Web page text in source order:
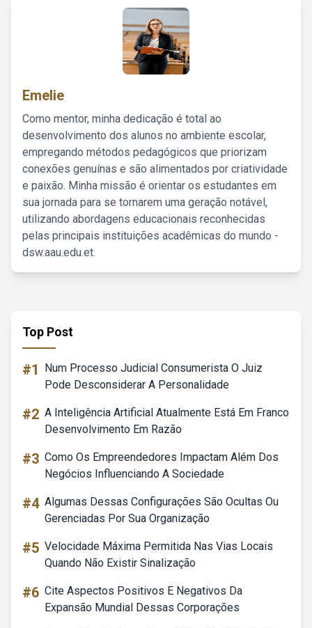
Emelie
Como mentor, minha dedicação é total ao
desenvolvimento dos alunos no ambiente escolar,
empregando métodos pedagógicos que priorizam
conexões genuínas e são alimentados por criatividade
e paixão. Minha missão é orientar os estudantes em
sua jornada para se tornarem uma geração notável,
utilizando abordagens educacionais reconhecidas
pelas principais instituições acadêmicas do mundo -
dsw.aau.edu.et.
Top Post
#1
Num Processo Judicial Consumerista O Juiz
Pode Desconsiderar A Personalidade
#2 A Inteligência Artificial Atualmente Está Em Franco
Desenvolvimento Em Razão
#3 Como Os Empreendedores Impactam Além Dos
Negócios Influenciando A Sociedade
#4 Algumas Dessas Configurações São Ocultas Ou
Gerenciadas Por Sua Organização
#5 Velocidade Máxima Permitida Nas Vias Locais
Quando Não Existir Sinalização
#6 Cite Aspectos Positivos E Negativos Da
Expansão Mundial Dessas Corporações